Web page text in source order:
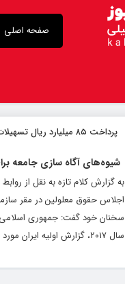
صفحه اصلی
پرداخت ۸۵ میلیارد ریال تسهیلات به عشایر چناران
شیوه‌های آگاه سازی جامعه
به گزارش کلام تازه به نقل از
اجلاس حقوق معلولین در مقر
سال ۲۰۱۷، گزارش اولیه ایران مورد بررسی قرار گرفت. ‌ حسینی بیان کرد: جمهوری اسلامی ایران در سال ۲۰۱۸، قانون ملی حمایت...